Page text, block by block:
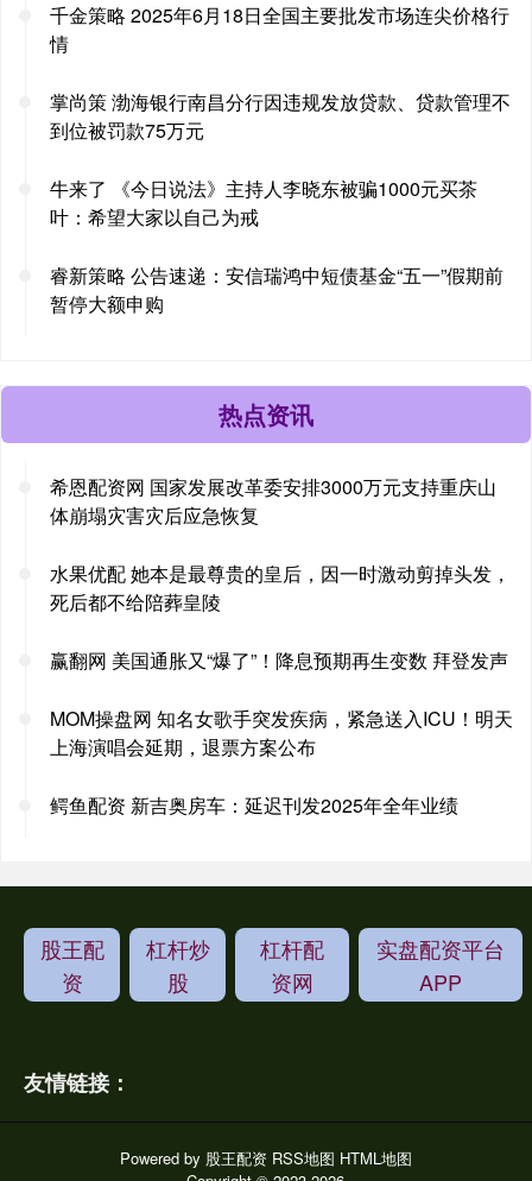
千金策略 2025年6月18日全国主要批发市场连尖价格行
情
掌尚策 渤海银行南昌分行因违规发放贷款、贷款管理不
到位被罚款75万元
牛来了 《今日说法》主持人李晓东被骗1000元买茶
叶：希望大家以自己为戒
睿新策略 公告速递：安信瑞鸿中短债基金“五一”假期前
暂停大额申购
热点资讯
希恩配资网 国家发展改革委安排3000万元支持重庆山
体崩塌灾害灾后应急恢复
水果优配 她本是最尊贵的皇后，因一时激动剪掉头发，
死后都不给陪葬皇陵
赢翻网 美国通胀又“爆了”！降息预期再生变数 拜登发声
MOM操盘网 知名女歌手突发疾病，紧急送入ICU！明天
上海演唱会延期，退票方案公布
鳄鱼配资 新吉奥房车：延迟刊发2025年全年业绩
股王配
资
杠杆炒
股
杠杆配
资网
实盘配资平台
APP
友情链接：
Powered by 股王配资 RSS地图 HTML地图